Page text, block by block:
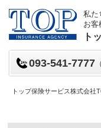
私た
お客
ト
093-541-7777
トップ保険サービス株式会社